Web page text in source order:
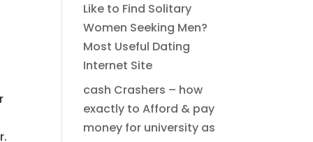
Like to Find Solitary
Women Seeking Men?
Most Useful Dating
Internet Site
cash Crashers – how
exactly to Afford & pay
money for university as